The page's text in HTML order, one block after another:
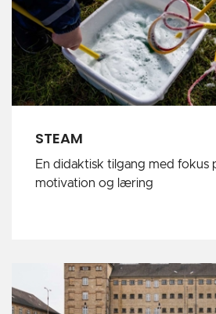
STEAM
En didaktisk tilgang med fokus
motivation og læring